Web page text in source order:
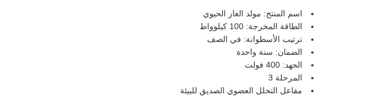
اسم المنتج: مولد الغاز الحيوي
الطاقة المخرجة: 100 كيلوواط
ترتيب الأسطوانة: في الصف
الضمان: سنة واحدة
الجهد: 400 فولت
المرحلة 3
مفاعل التحلل العضوي الصديق للبيئة